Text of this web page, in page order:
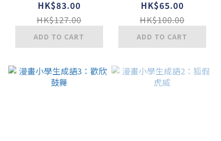
種音效）
HK$83.00
HK$127.00
ADD TO CART
跨越挑戰，逆境成
長！
HK$65.00
HK$100.00
ADD TO CART